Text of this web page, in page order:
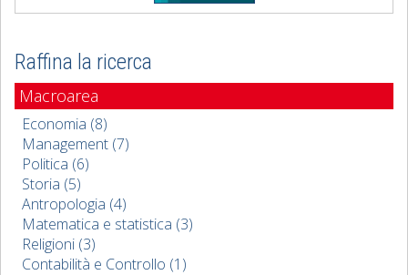
Raffina la ricerca
Macroarea
Economia (8)
Management (7)
Politica (6)
Storia (5)
Antropologia (4)
Matematica e statistica (3)
Religioni (3)
Contabilità e Controllo (1)